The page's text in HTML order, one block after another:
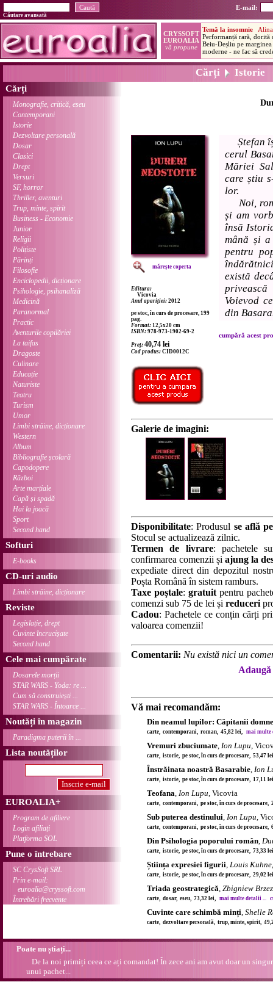
E-mail:
Căutare avansată
Cărți Istorie
Cărți
Monografie, critică, eseu
Contemporani
Istorie
Dezvoltare personală
Dosar
Clasici
Drept
Versuri
SF, horror
Thriller, aventuri
Trup, minte, spirit
Business - Economie
Junior
Religii
Polițiste
Părinți
Filosofie
Enciclopedii, dicționare
Psihologie, psihanaliză
Medicină
Paranormal
Practic
Aventurile copilăriei
La taifas
Dragoste
Culinare
Educație
Naturiste
Teatru
Turism
Umor
Limbi străine, dicționare
Western
Album
Bibliografie școlară
Capodopere
Război
Arte marțiale
Capă și spadă
Hai la joacă
Sport
Second hand
Softuri
E-books
CD-uri audio
Limbi străine, dicționare
Reviste
Legislație, drept
Cuvinte încrucișate
Second hand
Cele mai cumpărate
Dosarele morții
STAR WARS - Yoda: re ...
Cum să construiești ...
STAR WARS - Întoarce ...
Noutăți în magazin
Paradigma puterii în ...
Lista noutăților
EUROALIA+
Program de afiliere
Login afiliați
Platforma SOL
Pune o întrebare
SC CrysSoft SRL
Prin e-mail:
euroalia@cryssoft.com
Întrebări frecvente
mărește coperta
Editura:
Vicovia
Anul apariției: 2012
pe stoc, în curs de procesare, 199
pag.
Format: 12,5x20 cm
ISBN: 978-973-1902-69-2
Preț: 40,74 lei
Cod produs: CID0012C
Ștefan
cerul
Măriei
care știu
lor.
Noi,
și am
însă
mână și
pentru
există
Voievod
din
cumpără acest
Galerie de imagini:
Disponibilitate: Produsul se află
Stocul se actualizează zilnic.
Termen de livrare: pachetele
confirmarea comenzii șiajung la
expediate direct din depozitul
Poșta Română în sistem ramburs.
Taxe poștale: gratuitpentru
comenzi sub 75 de lei și reduceri
Cadou: Pachetele ce conțin cărți
valoarea comenzii!
Comentarii: Nu există nici un
Vă mai recomandăm:
Din neamul lupilor: Căpitanii
carte, contemporani, roman, 45,82 lei, mai multe
Vremuri zbuciumate, Ion Lupu,
carte, istorie, pe stoc, în curs de procesare, 53,47
Înstrăinata noastră Basarabie, Ion
carte, istorie, pe stoc, în curs de procesare, 17,11
Teofana, Ion Lupu, Vicovia
carte, contemporani, pe stoc, în curs de
Sub puterea destinului, Ion Lupu,
carte, contemporani, pe stoc, în curs de
Din Psihologia poporului român,
carte, istorie, pe stoc, în curs de procesare, 73,33
Știința expresiei figurii, Louis Kuhne
carte, istorie, pe stoc, în curs de procesare, 29,02
Triada geostrategică, Zbigniew
carte, dosar, eseu, 73,32 lei, mai multe detalii ...
Cuvinte care schimbă minți, Shelle
carte, dezvoltare personală, trup, minte, spirit,
Poate nu știați...
De la noi primiți ceea ce ați comandat! În zece ani am avut doar un
unui pachet...